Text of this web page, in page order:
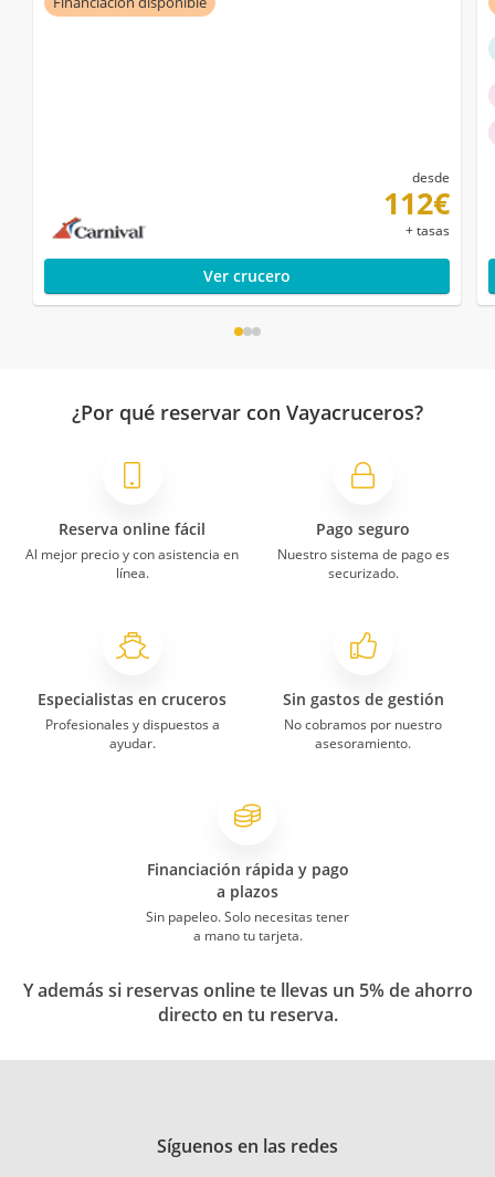
desde
112€
+ tasas
Ver crucero
¿Por qué reservar con Vayacruceros?
Reserva online fácil
Al mejor precio y con asistencia en
línea.
Pago seguro
Nuestro sistema de pago es
securizado.
Especialistas en cruceros
Profesionales y dispuestos a
ayudar.
Sin gastos de gestión
No cobramos por nuestro
asesoramiento.
Financiación rápida y pago
a plazos
Sin papeleo. Solo necesitas tener
a mano tu tarjeta.
Y además si reservas online te llevas un 5% de ahorro
directo en tu reserva.
Síguenos en las redes